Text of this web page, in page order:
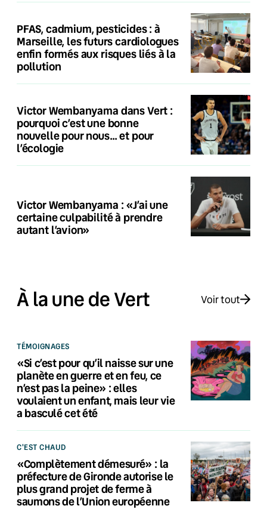
PFAS, cadmium, pesticides : à
Marseille, les futurs cardiologues
enfin formés aux risques liés à la
pollution
Victor Wembanyama dans Vert :
pourquoi c’est une bonne
nouvelle pour nous… et pour
l’écologie
Victor Wembanyama : «J’ai une
certaine culpabilité à prendre
autant l’avion»
À la une de Vert Voir tout
TÉMOIGNAGES
«Si c’est pour qu’il naisse sur une
planète en guerre et en feu, ce
n’est pas la peine» : elles
voulaient un enfant, mais leur vie
a basculé cet été
C'EST CHAUD
«Complètement démesuré» : la
préfecture de Gironde autorise le
plus grand projet de ferme à
saumons de l’Union européenne